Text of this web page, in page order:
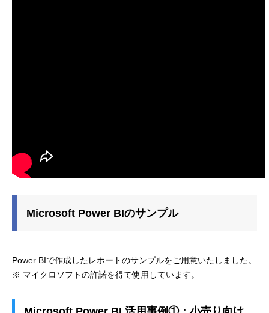
Microsoft Power BIのサンプル
Power BIで作成したレポートのサンプルをご用意いたしました。
※ マイクロソフトの許諾を得て使用しています。